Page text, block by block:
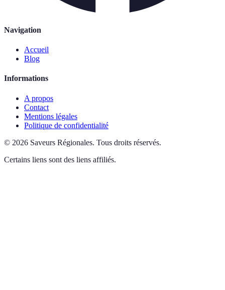
Navigation
Accueil
Blog
Informations
A propos
Contact
Mentions légales
Politique de confidentialité
© 2026 Saveurs Régionales. Tous droits réservés.
Certains liens sont des liens affiliés.